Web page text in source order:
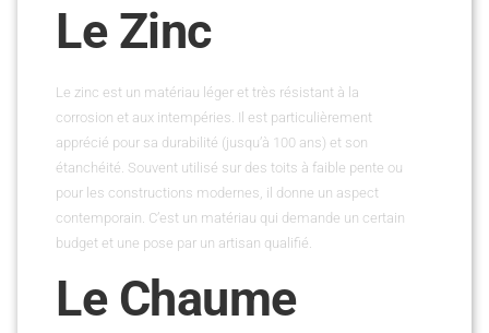
Le Zinc
Le zinc est un matériau léger et très résistant à la
corrosion et aux intempéries. Il est particulièrement
apprécié pour sa durabilité (jusqu’à 100 ans) et son
étanchéité. Souvent utilisé sur des toits à faible pente ou
pour les constructions modernes, il donne un aspect
contemporain. C’est un matériau qui demande un certain
budget et une pose par un artisan qualifié.
Le Chaume